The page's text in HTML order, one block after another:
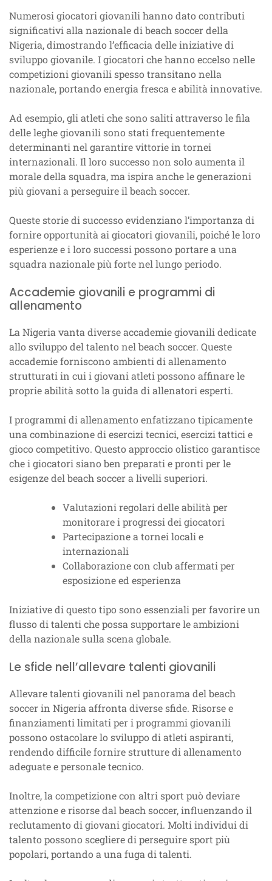
Numerosi giocatori giovanili hanno dato contributi
significativi alla nazionale di beach soccer della
Nigeria, dimostrando l’efficacia delle iniziative di
sviluppo giovanile. I giocatori che hanno eccelso nelle
competizioni giovanili spesso transitano nella
nazionale, portando energia fresca e abilità innovative.
Ad esempio, gli atleti che sono saliti attraverso le fila
delle leghe giovanili sono stati frequentemente
determinanti nel garantire vittorie in tornei
internazionali. Il loro successo non solo aumenta il
morale della squadra, ma ispira anche le generazioni
più giovani a perseguire il beach soccer.
Queste storie di successo evidenziano l’importanza di
fornire opportunità ai giocatori giovanili, poiché le loro
esperienze e i loro successi possono portare a una
squadra nazionale più forte nel lungo periodo.
Accademie giovanili e programmi di
allenamento
La Nigeria vanta diverse accademie giovanili dedicate
allo sviluppo del talento nel beach soccer. Queste
accademie forniscono ambienti di allenamento
strutturati in cui i giovani atleti possono affinare le
proprie abilità sotto la guida di allenatori esperti.
I programmi di allenamento enfatizzano tipicamente
una combinazione di esercizi tecnici, esercizi tattici e
gioco competitivo. Questo approccio olistico garantisce
che i giocatori siano ben preparati e pronti per le
esigenze del beach soccer a livelli superiori.
Valutazioni regolari delle abilità per
monitorare i progressi dei giocatori
Partecipazione a tornei locali e
internazionali
Collaborazione con club affermati per
esposizione ed esperienza
Iniziative di questo tipo sono essenziali per favorire un
flusso di talenti che possa supportare le ambizioni
della nazionale sulla scena globale.
Le sfide nell’allevare talenti giovanili
Allevare talenti giovanili nel panorama del beach
soccer in Nigeria affronta diverse sfide. Risorse e
finanziamenti limitati per i programmi giovanili
possono ostacolare lo sviluppo di atleti aspiranti,
rendendo difficile fornire strutture di allenamento
adeguate e personale tecnico.
Inoltre, la competizione con altri sport può deviare
attenzione e risorse dal beach soccer, influenzando il
reclutamento di giovani giocatori. Molti individui di
talento possono scegliere di perseguire sport più
popolari, portando a una fuga di talenti.